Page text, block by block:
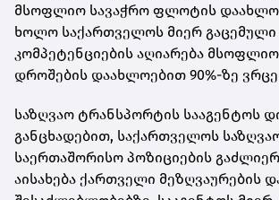
მსოფლიო სავაჭრო ფლოტის
ხოლო საქართველოს მიერ გაცემული
კომპეტენციების აღიარება
დროშების დაახლოებით 90%-ზე
საზღვაო ტრანსპორტის სააგენტოს
განცხადებით, საქართველოს
საერთაშორისო პოზიციების
აისახება ქართველი მეზღვაურების